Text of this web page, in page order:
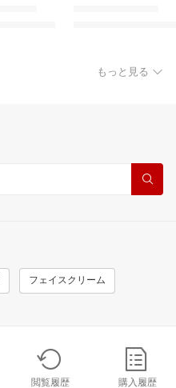
もっと見る
フェイスクリーム
閲覧履歴 購入履歴